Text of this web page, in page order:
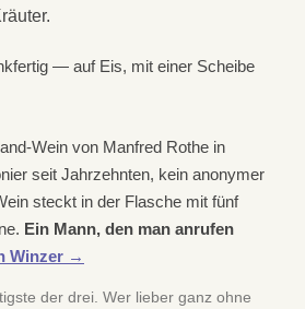
— auf Eis, mit einer Scheibe
Wein von Manfred Rothe in
seit Jahrzehnten, kein anonymer
steckt in der Flasche mit fünf
Ein Mann, den man anrufen
Winzer →
der drei. Wer lieber ganz ohne